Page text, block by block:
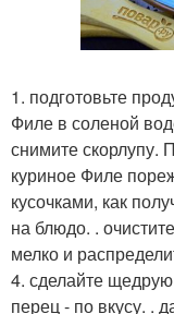
1. подготовьте
Филе в соленой
снимите скорлупу.
куриное Филе
кусочками, как
на блюдо. .
мелко и
4. сделайте
перец - по вкусу. .